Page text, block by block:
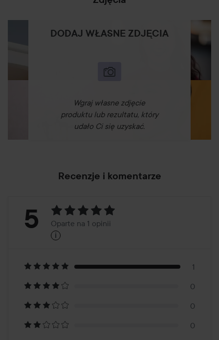
DODAJ WŁASNE ZDJĘCIA
Wgraj własne zdjęcie
produktu lub rezultatu, który
udało Ci się uzyskać.
Recenzje i komentarze
Ocena:
Oparte
na
1
5 Oparte na 1 opinii
i
1
0
0
0